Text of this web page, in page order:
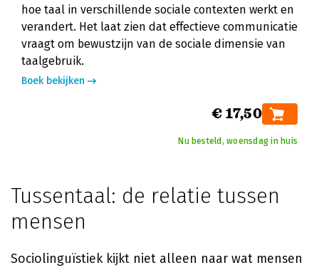
hoe taal in verschillende sociale contexten werkt en
verandert. Het laat zien dat effectieve communicatie
vraagt om bewustzijn van de sociale dimensie van
taalgebruik.
Boek bekijken
€ 17,50
Nu besteld, woensdag in huis
Tussentaal: de relatie tussen
mensen
Sociolinguïstiek kijkt niet alleen naar wat mensen